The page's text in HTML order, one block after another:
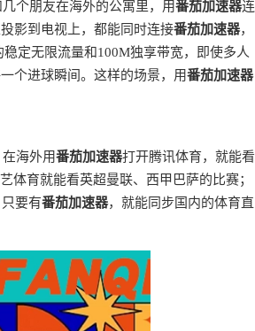
个朋友在海外的公寓里，用番茄加速器连
影到电视上，都能同时连接番茄加速器，
定无限流量和100M独享带宽，即使多人
个进球瞬间。这样的场景，用番茄加速器
海外用番茄加速器打开腾讯体育，就能看
体育就能看英超曼联、西甲巴萨的比赛；
要有番茄加速器，就能同步国内的体育直